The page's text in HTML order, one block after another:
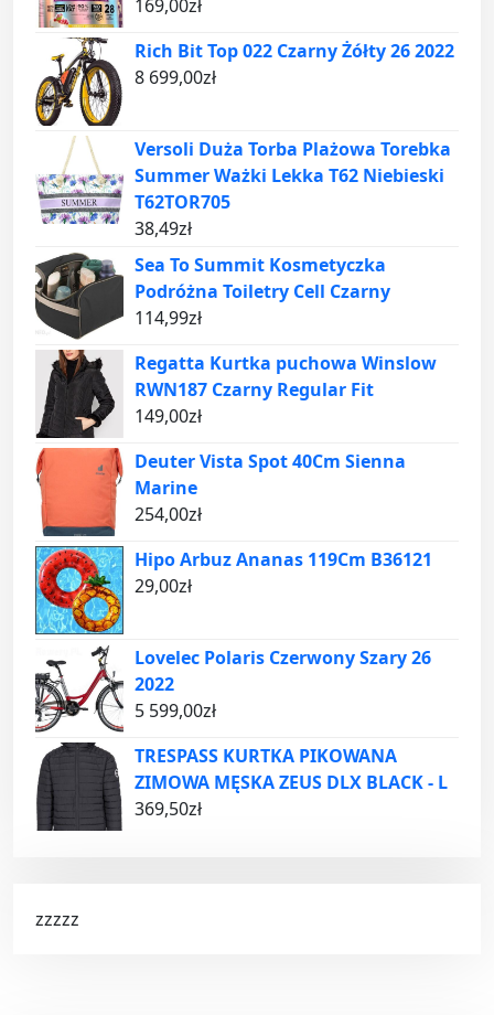
169,00zł
Rich Bit Top 022 Czarny Żółty 26 2022
8 699,00zł
Versoli Duża Torba Plażowa Torebka
Summer Ważki Lekka T62 Niebieski
T62TOR705
38,49zł
Sea To Summit Kosmetyczka
Podróżna Toiletry Cell Czarny
114,99zł
Regatta Kurtka puchowa Winslow
RWN187 Czarny Regular Fit
149,00zł
Deuter Vista Spot 40Cm Sienna
Marine
254,00zł
Hipo Arbuz Ananas 119Cm B36121
29,00zł
Lovelec Polaris Czerwony Szary 26
2022
5 599,00zł
TRESPASS KURTKA PIKOWANA
ZIMOWA MĘSKA ZEUS DLX BLACK - L
369,50zł
zzzzz